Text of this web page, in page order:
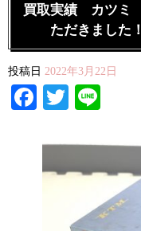
買取実績 カツミ
ただきまし
投稿日 2022年3月22日
Facebook
Twitter